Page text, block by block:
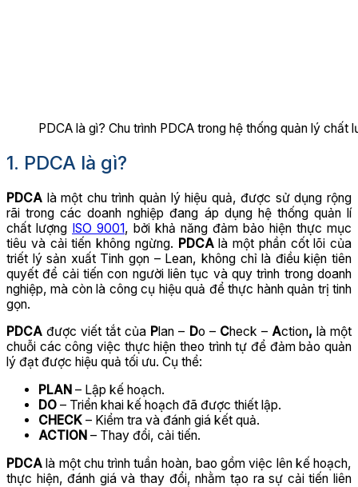
PDCA là gì? Chu trình PDCA trong hệ thống quản lý chất
1. PDCA là gì?
PDCA là một chu trình quản lý hiệu quả, được sử dụng rộng
rãi trong các doanh nghiệp đang áp dụng hệ thống quản lí
chất lượng ISO 9001, bởi khả năng đảm bảo hiện thực mục
tiêu và cải tiến không ngừng. PDCAlà một phần cốt lõi của
triết lý sản xuất Tinh gọn – Lean, không chỉ là điều kiện tiên
quyết để cải tiến con người liên tục và quy trình trong doanh
nghiệp, mà còn là công cụ hiệu quả để thực hành quản trị tinh
gọn.
PDCA được viết tắt của Plan – Do – Check – Action, là một
chuỗi các công việc thực hiện theo trình tự để đảm bảo quản
lý đạt được hiệu quả tối ưu. Cụ thể:
PLAN – Lập kế hoạch.
DO – Triển khai kế hoạch đã được thiết lập.
CHECK – Kiểm tra và đánh giá kết quả.
ACTION – Thay đổi, cải tiến.
PDCA là một chu trình tuần hoàn, bao gồm việc lên kế hoạch,
thực hiện, đánh giá và thay đổi, nhằm tạo ra sự cải tiến liên